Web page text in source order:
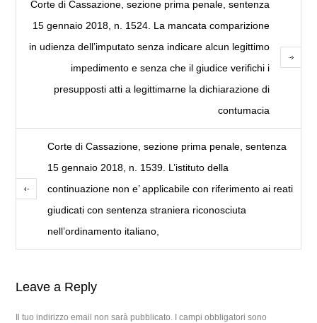
Corte di Cassazione, sezione prima penale, sentenza
15 gennaio 2018, n. 1524. La mancata comparizione
in udienza dell’imputato senza indicare alcun legittimo
impedimento e senza che il giudice verifichi i
presupposti atti a legittimarne la dichiarazione di
contumacia
Corte di Cassazione, sezione prima penale, sentenza
15 gennaio 2018, n. 1539. L’istituto della
continuazione non e’ applicabile con riferimento ai reati
giudicati con sentenza straniera riconosciuta
nell’ordinamento italiano,
Leave a Reply
Il tuo indirizzo email non sarà pubblicato.
I campi obbligatori sono